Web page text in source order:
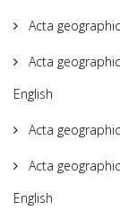
Acta
Acta
English
Acta
Acta
English